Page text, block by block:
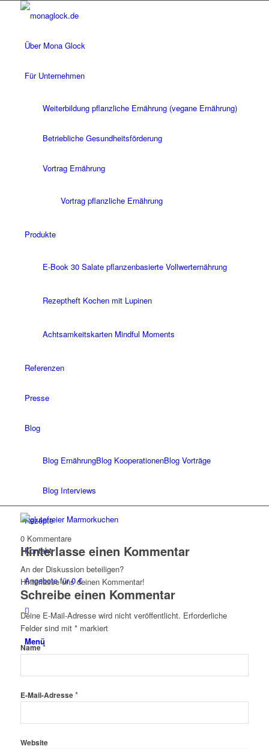
Über Mona Glock
Für Unternehmen
Weiterbildung pflanzliche Ernährung (vegane Ernährung)
Betriebliche Gesundheitsförderung
Vortrag Ernährung
Vortrag pflanzliche Ernährung
Produkte
E-Book 30 Salate pflanzenbasierte Vollwerternährung
Rezeptheft Kochen mit Lupinen
Achtsamkeitskarten Mindful Moments
Referenzen
Presse
Blog
Blog ErnährungBlog KooperationenBlog Vorträge
Blog Interviews
Rezepte
Kontakt
Angebote für 0 €
Menü
0 Kommentare
Hinterlasse einen Kommentar
An der Diskussion beteiligen?
Hinterlasse uns deinen Kommentar!
Schreibe einen Kommentar
Deine E-Mail-Adresse wird nicht veröffentlicht. Erforderliche
Felder sind mit *markiert
Name*
E-Mail-Adresse*
Website